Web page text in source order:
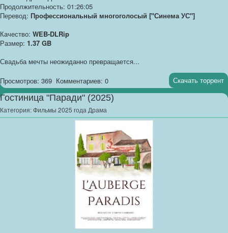
Продолжительность: 01:26:05
Перевод: Профессиональный многоголосый ["Синема УС"]
Качество: WEB-DLRip
Размер: 1.37 GB
Свадьба мечты неожиданно превращается...
Просмотров: 369 Комментариев: 0 Скачать торрент
Гостиница "Паради" (2025)
Категория:Фильмы 2025 года Драма